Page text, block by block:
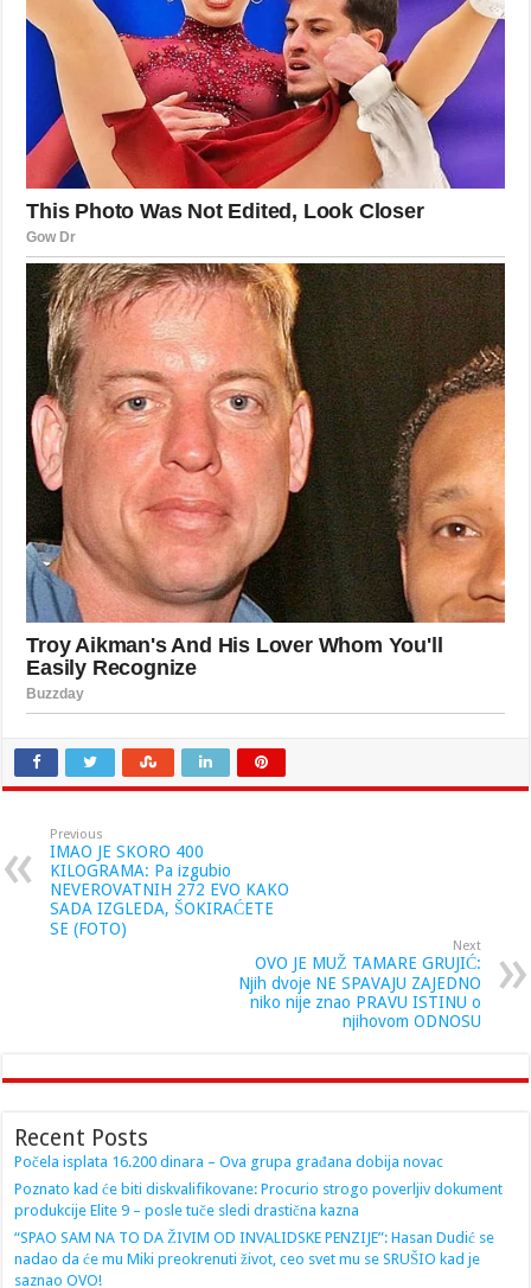
Previous
IMAO JE SKORO 400
KILOGRAMA: Pa izgubio
NEVEROVATNIH 272 EVO KAKO
SADA IZGLEDA, ŠOKIRAĆETE
SE (FOTO)
Next
OVO JE MUŽ TAMARE GRUJIĆ:
Njih dvoje NE SPAVAJU ZAJEDNO
niko nije znao PRAVU ISTINU o
njihovom ODNOSU
Recent Posts
Počela isplata 16.200 dinara – Ova grupa građana dobija novac
Poznato kad će biti diskvalifikovane: Procurio strogo poverljiv dokument
produkcije Elite 9 – posle tuče sledi drastična kazna
“SPAO SAM NA TO DA ŽIVIM OD INVALIDSKE PENZIJE”: Hasan Dudić se
nadao da će mu Miki preokrenuti život, ceo svet mu se SRUŠIO kad je
saznao OVO!